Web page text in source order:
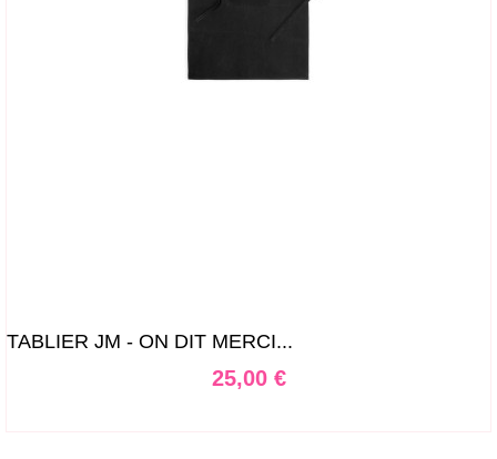
TABLIER JM - ON DIT MERCI...
Prix
25,00 €